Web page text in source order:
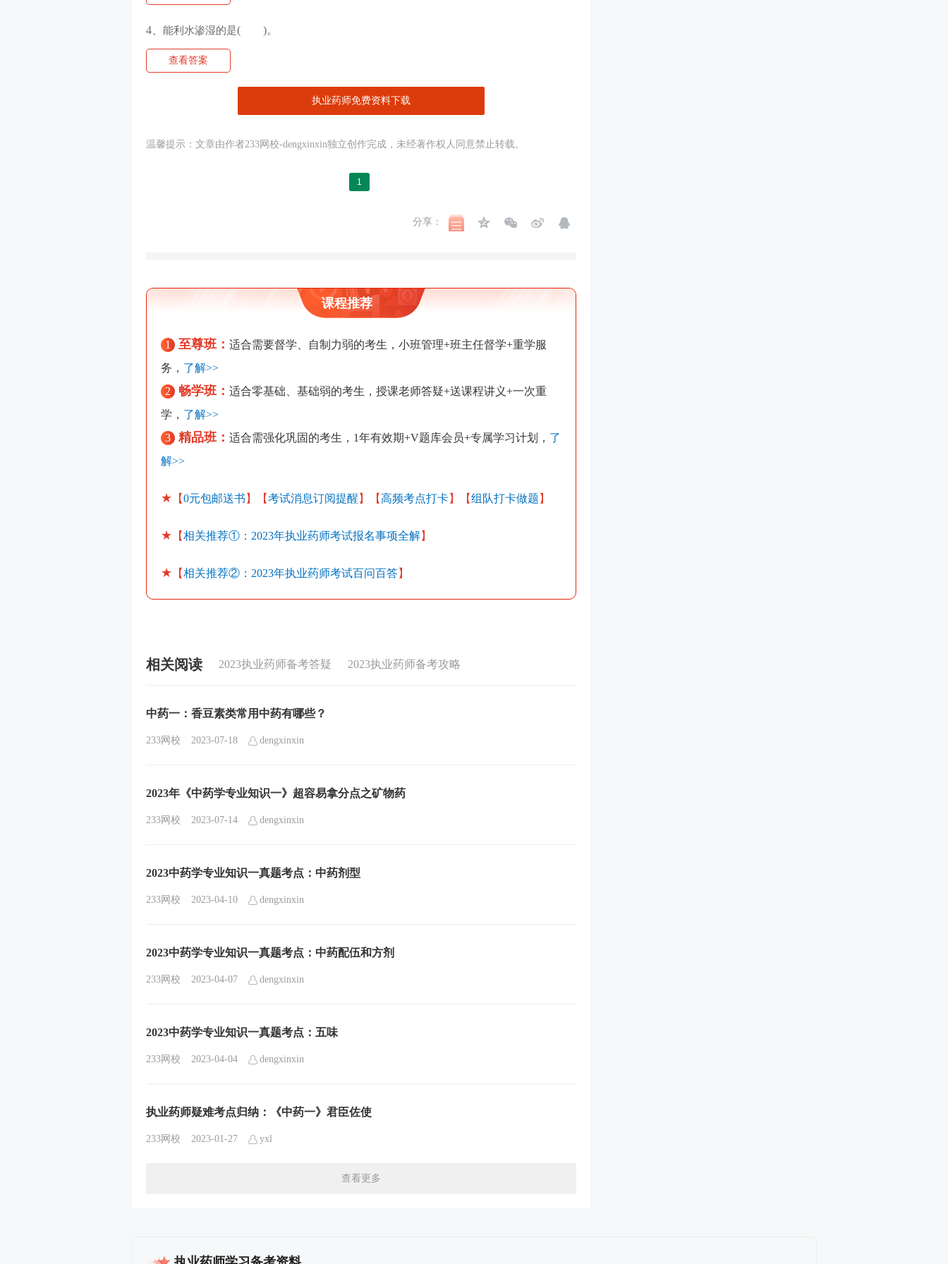
4、 能利水渗湿的是( )。
查看答案
执业药师免费资料下载
温馨提示：文章由作者233网校-dengxinxin独立创作完成，未经著作权人同意禁止转载。
1
分享：
课程推荐
1 至尊班： 适合需要督学、自制力弱的考生，小班管理+班主任督学+重学服
务， 了解>>
2
畅学班： 适合零基础、基础弱的考生，授课老师答疑+送课程讲义+一次重
学， 了解>>
3
精品班： 适合需强化巩固的考生，1年有效期+V题库会员+专属学习计划， 了
解>>
★ 【0元包邮送书 】【考试消息订阅提醒 】【高频考点打卡】【组队打卡做题 】
★ 【相关推荐①： 2023年执业药师考试报名事项全解】
★ 【相关推荐②： 2023年执业药师考试百问百答】
相关阅读 2023执业药师备考答疑 2023执业药师备考攻略
中药一：香豆素类常用中药有哪些？
233网校 2023-07-18 dengxinxin
2023年《中药学专业知识一》超容易拿分点之矿物药
233网校 2023-07-14 dengxinxin
2023中药学专业知识一真题考点：中药剂型
233网校 2023-04-10 dengxinxin
2023中药学专业知识一真题考点：中药配伍和方剂
233网校 2023-04-07 dengxinxin
2023中药学专业知识一真题考点：五味
233网校 2023-04-04 dengxinxin
执业药师疑难考点归纳：《中药一》君臣佐使
233网校 2023-01-27 yxl
查看更多